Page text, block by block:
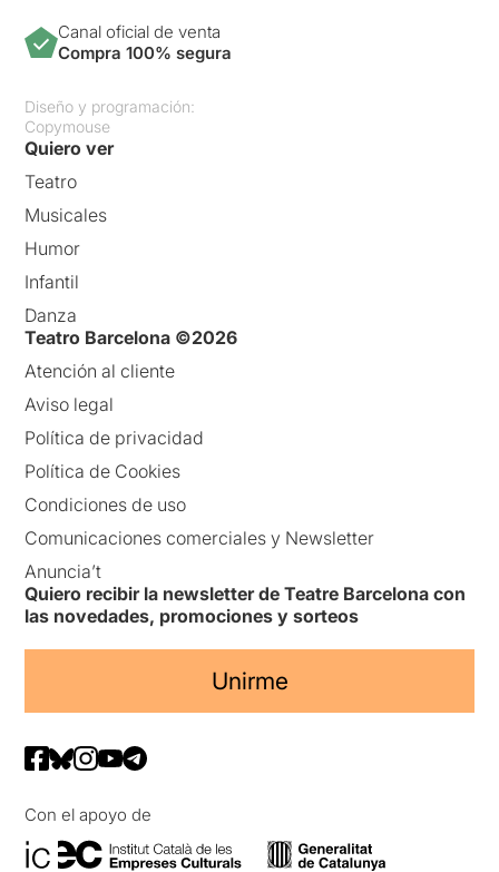
Canal oficial de venta
Compra 100% segura
Diseño y programación:
Copymouse
Quiero ver
Teatro
Musicales
Humor
Infantil
Danza
Teatro Barcelona ©2026
Atención al cliente
Aviso legal
Política de privacidad
Política de Cookies
Condiciones de uso
Comunicaciones comerciales y Newsletter
Anuncia’t
Quiero recibir la newsletter de Teatre Barcelona con
las novedades, promociones y sorteos
Unirme
Con el apoyo de